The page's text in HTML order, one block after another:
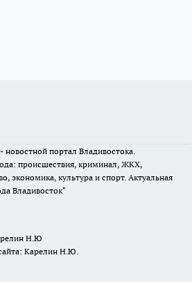
портал Владивостока.
происшествия, криминал, ЖКХ,
экономика, культура и спорт. Актуальная
Владивосток"
Н.Ю
Карелин Н.Ю.